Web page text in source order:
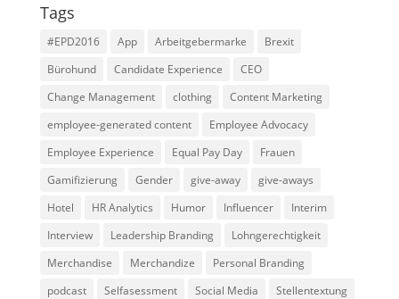
Tags
#EPD2016 App Arbeitgebermarke
Brexit
Bürohund
Candidate Experience
CEO
Change Management
clothing
Content Marketing
employee-generated content
Employee Advocacy
Employee Experience
Equal Pay Day
Frauen
Gamifizierung
Gender give-away
give-aways
Hotel
HR Analytics Humor Influencer
Interim
Interview
Leadership Branding
Lohngerechtigkeit
Merchandise
Merchandize
Personal Branding
podcast
Selfasessment Social Media
Stellentextung